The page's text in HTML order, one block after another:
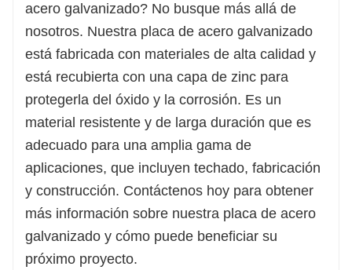
acero galvanizado? No busque más allá de
nosotros. Nuestra placa de acero galvanizado
está fabricada con materiales de alta calidad y
está recubierta con una capa de zinc para
protegerla del óxido y la corrosión. Es un
material resistente y de larga duración que es
adecuado para una amplia gama de
aplicaciones, que incluyen techado, fabricación
y construcción. Contáctenos hoy para obtener
más información sobre nuestra placa de acero
galvanizado y cómo puede beneficiar su
próximo proyecto.